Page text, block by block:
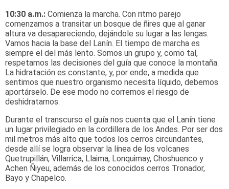
10:30 a.m.: Comienza la marcha. Con ritmo parejo
comenzamos a transitar un bosque de ñires que al ganar
altura va desapareciendo, dejándole su lugar a las lengas.
Vamos hacia la base del Lanín. El tiempo de marcha es
siempre el del más lento. Somos un grupo y, como tal,
respetamos las decisiones del guía que conoce la montaña.
La hidratación es constante, y, por ende, a medida que
sentimos que nuestro organismo necesita líquido, debemos
aportárselo. De ese modo no corremos el riesgo de
deshidratarnos.
Durante el transcurso el guía nos cuenta que el Lanín tiene
un lugar privilegiado en la cordillera de los Andes. Por ser dos
mil metros más alto que todos los cerros circundantes,
desde allí se logra observar la línea de los volcanes
Quetrupillán, Villarrica, Llaima, Lonquimay, Choshuenco y
Achen Ñiyeu, además de los conocidos cerros Tronador,
Bayo y Chapelco.